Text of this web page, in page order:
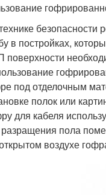
в постройках,
поверхности
под отделочным
полок или
для кабеля
разращения пола
воздухе